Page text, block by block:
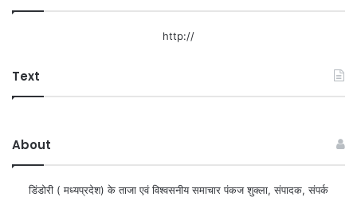
http://
Text
About
डिंडोरी ( मध्यप्रदेश) के ताजा एवं विश्वसनीय समाचार पंकज शुक्ला, संपादक, संपर्क